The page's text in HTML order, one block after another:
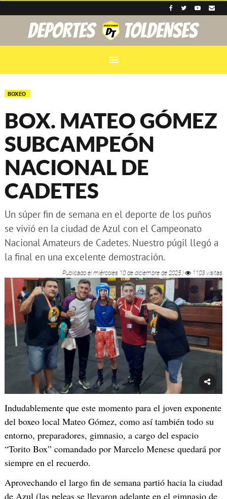
menu
BOXEO
BOX. MATEO GÓMEZ
SUBCAMPEÓN
NACIONAL DE
CADETES
Un súper fin de semana en el deporte de los puños
se vivió en la ciudad de Azul con el Campeonato
Nacional Amateurs de Cadetes. Nuestro púgil llegó a
la final en una excelente demostración.
Publicado elmiércoles 10 de diciembre de 2025| 1103 visitas
Indudablemente que este momento para el joven exponente
del boxeo local Mateo Gómez, como así también todo su
entorno, preparadores, gimnasio, a cargo del espacio
“Torito Box” comandado por Marcelo Menese quedará por
siempre en el recuerdo.
Aprovechando el largo fin de semana partió hacia la ciudad
de Azul (las peleas se llevaron adelante en el gimnasio de